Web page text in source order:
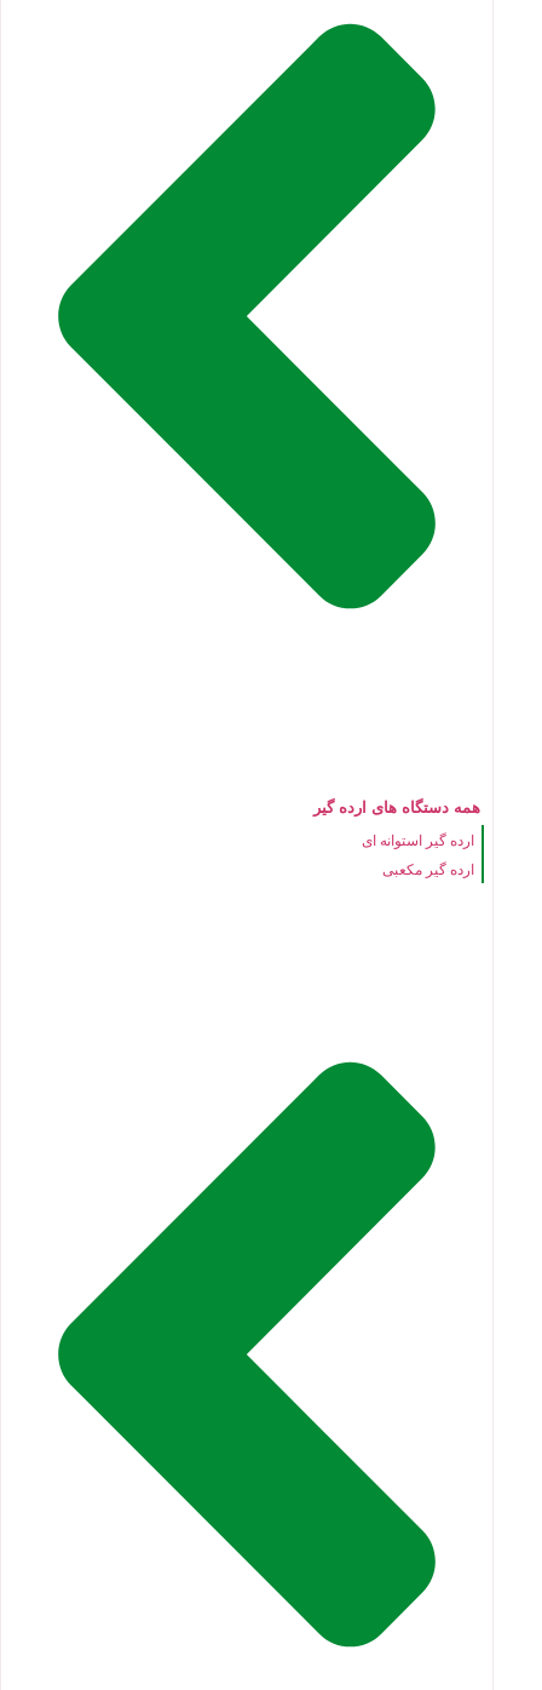
همه دستگاه های ارده گیر
ارده گیر استوانه ای
ارده گیر مکعبی